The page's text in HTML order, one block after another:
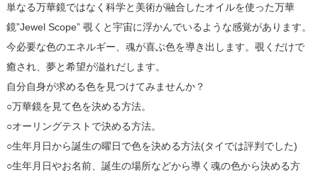
単なる万華鏡ではなく科学と美術が融合したオイルを使った万華
鏡”Jewel Scope” 覗くと宇宙に浮かんでいるような感覚があります。
今必要な色のエネルギー、魂が喜ぶ色を導き出します。覗くだけで
癒され、夢と希望が溢れだします。
自分自身が求める色を見つけてみませんか？
○万華鏡を見て色を決める方法。
○オーリングテストで決める方法。
○生年月日から誕生の曜日で色を決める方法(タイでは評判でした)
○生年月日やお名前、誕生の場所などから導く魂の色から決める方